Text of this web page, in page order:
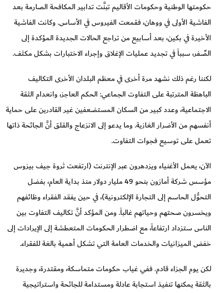
حكومتها الوطنية وحكومات الأقاليم تبنَّت تدابير المكافحة الصارمة بعد
الفاشية الأولى في ووهان، فقمعت الفيروس في الأساس. وكانت الفاشية
الأخيرة في بكين، بعد أسابيع من تراجع الحالات الجديدة المؤكدة إلى
الصِّـفر، سبباً في تجديد عمليات الإغلاق وإجراء الاختبارات بشكل مكثف.
لكننا رغم ذلك نشهد مرة أخرى في معظم البلدان الأخرى التكاليف
الباهظة المترتبة على التفاوت الجماعي: الحكم العاجز، وانعدام الثقة
الاجتماعية، وعدد كبير من السكان المستضعفين غير القادرين على حماية
أنفسهم من الأضرار الغازية. وما يدعو إلى الانزعاج والقلق أنَّ الجائحة ذاتها
تعمل على توسيع فجوات التفاوت.
الآن، يعمل الأغنياء ويزدهرون عبر الإنترنت (ارتفعت ثروة جيف بيزوس
مؤسس شركة أمازون بنحو 49 مليار دولار منذ بداية العام، بفضل
التحوُّل الحاسم إلى التجارة الإلكترونية)، في حين يفقد الفقراء وظائفهم
ويخسرون صحتهم وحياتهم غالباً. ومن المؤكد أنَّ تكاليف التفاوت بين
الناس ستزداد ارتفاعاً، مع اضطرار الحكومات المتعطشة إلى الإيرادات إلى
خفض الميزانيات والخدمات العامة التي تشكل أهمية بالغة للفقراء.
لكن يوم الجزاء قادم. ففي غياب حكومات متماسكة، ومقتدرة، وجديرة
بالثقة يمكنها تنفيذ استجابة عادلة ومستدامة للجائحة واستراتيجية